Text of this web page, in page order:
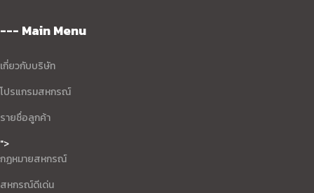
--- Main Menu
เกี่ยวกับบริษัท
โปรแกรมสหกรณ์
รายชื่อลูกค้า
">
กฏหมายสหกรณ์
สหกรณ์ดีเด่น